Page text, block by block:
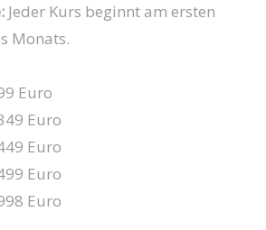
Jeder Kurs beginnt am ersten
Monats.
Euro
Euro
Euro
Euro
Euro